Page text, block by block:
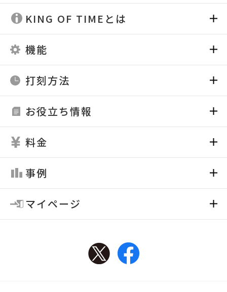
KING OF TIMEとは
機能
打刻方法
お役立ち情報
料金
事例
マイページ
TwitterFacebook